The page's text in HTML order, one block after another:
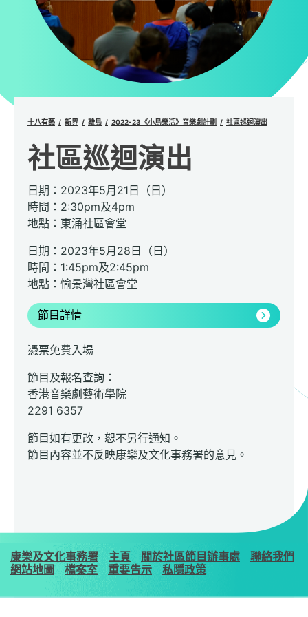
十八有藝 新界 離島 2022-23《小島樂活》音樂劇計劃 社區巡迴演出
社區巡迴演出
日期：2023年5月21日（日）
時間：2:30pm及4pm
地點：東涌社區會堂
日期：2023年5月28日（日）
時間：1:45pm及2:45pm
地點：愉景灣社區會堂
節目詳情
憑票免費入場
節目及報名查詢：
香港音樂劇藝術學院
2291 6357
節目如有更改，恕不另行通知。
節目內容並不反映康樂及文化事務署的意見。
康樂及文化事務署 主頁 關於社區節目辦事處
聯絡我們
網站地圖
檔案室 重要告示 私隱政策